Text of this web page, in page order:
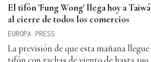
El tifón 'Fung Wong' llega hoy a
al cierre de todos los comercios
EUROPA PRESS
La previsión de que esta mañana